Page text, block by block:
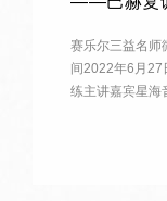
赛乐尔三益名师
间2022年6月
练主讲嘉宾星